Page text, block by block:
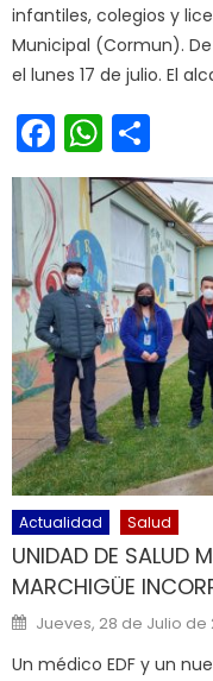
infantiles, colegios y
Municipal (Cormun).
el lunes 17 de julio. El
Facebook
Actualidad Salud
UNIDAD DE SALUD
MARCHIGÜE
Posted on
Jueves, 28 de Julio de
Un médico EDF y un